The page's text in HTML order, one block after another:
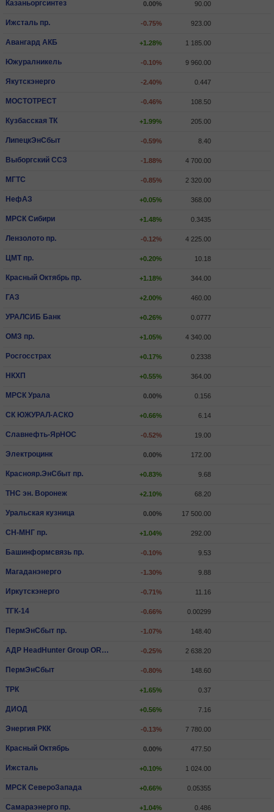
Казаньоргсинтез 0.00% 90.00
Ижсталь пр. -0.75% 923.00
Авангард АКБ +1.28% 1 185.00
Южуралникель -0.10% 9 960.00
Якутскэнерго -2.40% 0.447
МОСТОТРЕСТ -0.46% 108.50
Кузбасская ТК +1.99% 205.00
ЛипецкЭнСбыт -0.59% 8.40
Выборгский ССЗ -1.88% 4 700.00
МГТС -0.85% 2 320.00
НефАЗ +0.05% 368.00
МРСК Сибири +1.48% 0.3435
Лензолото пр. -0.12% 4 225.00
ЦМТ пр. +0.20% 10.18
Красный Октябрь пр. +1.18% 344.00
ГАЗ +2.00% 460.00
УРАЛСИБ Банк +0.26% 0.0777
ОМЗ пр. +1.05% 4 340.00
Росгосстрах +0.17% 0.2338
НКХП +0.55% 364.00
МРСК Урала 0.00% 0.156
СК ЮЖУРАЛ-АСКО +0.66% 6.14
Славнефть-ЯрНОС -0.52% 19.00
Электроцинк 0.00% 172.00
Краснояр.ЭнСбыт пр. +0.83% 9.68
ТНС эн. Воронеж +2.10% 68.20
Уральская кузница 0.00% 17 500.00
СН-МНГ пр. +1.04% 292.00
Башинформсвязь пр. -0.10% 9.53
Магаданэнерго -1.30% 9.88
Иркутскэнерго -0.71% 11.16
ТГК-14 -0.66% 0.00299
ПермЭнСбыт пр. -1.07% 148.40
АДР HeadHunter Group ORD SHS -0.25% 2 638.20
ПермЭнСбыт -0.80% 148.60
ТРК +1.65% 0.37
ДИОД +0.56% 7.16
Энергия РКК -0.13% 7 780.00
Красный Октябрь 0.00% 477.50
Ижсталь +0.10% 1 024.00
МРСК СевероЗапада +0.66% 0.05355
Самараэнерго пр. +1.04% 0.486